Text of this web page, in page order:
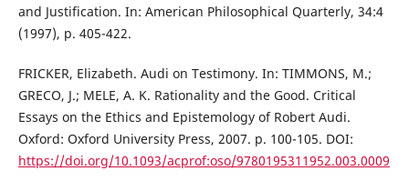
and Justification. In: American Philosophical Quarterly, 34:4
(1997), p. 405-422.
FRICKER, Elizabeth. Audi on Testimony. In: TIMMONS, M.;
GRECO, J.; MELE, A. K. Rationality and the Good. Critical
Essays on the Ethics and Epistemology of Robert Audi.
Oxford: Oxford University Press, 2007. p. 100-105. DOI:
https://doi.org/10.1093/acprof:oso/9780195311952.003.0009